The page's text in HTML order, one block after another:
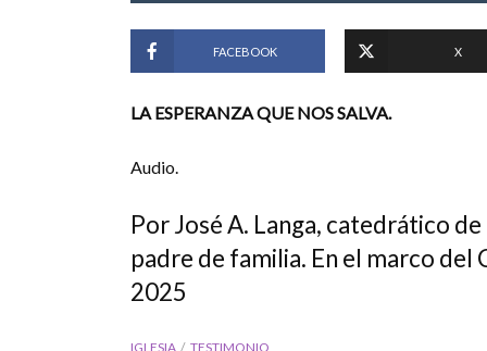
FACEBOOK X
LA ESPERANZA QUE NOS SALVA.
Audio.
Por José A. Langa, catedrático
padre de familia. En el marco
2025
IGLESIA TESTIMONIO